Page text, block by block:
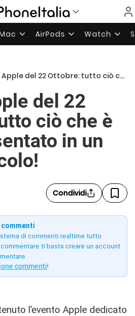
AirPods Watch
22 Ottobre: tutto ciò che è stato presentato in un unico articolo!
del 22
ciò che è
in un
Condividi
di commenti realtime tutto
ti basta creare un account
commenti!
l’evento Apple dedicato